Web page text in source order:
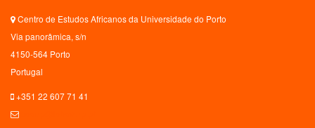
Centro de Estudos Africanos da Universidade do Porto
Via panorâmica, s/n
4150-564 Porto
Portugal
+351 22 607 71 41